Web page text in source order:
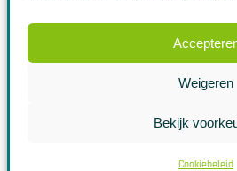
Weigeren
Bekijk
Cookiebeleid
© 2026. Alle rechten voorbehouden|